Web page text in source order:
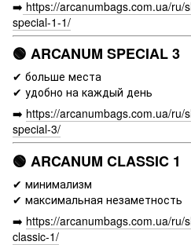
➡️ https://arcanumbags.com.ua/ru/
special-1-1/
🟢 ARCANUM SPECIAL 3
✔ больше места
✔ удобно на каждый день
➡️ https://arcanumbags.com.ua/ru/
special-3/
🟢 ARCANUM CLASSIC 1
✔ минимализм
✔ максимальная незаметность
➡️ https://arcanumbags.com.ua/ru/
classic-1/